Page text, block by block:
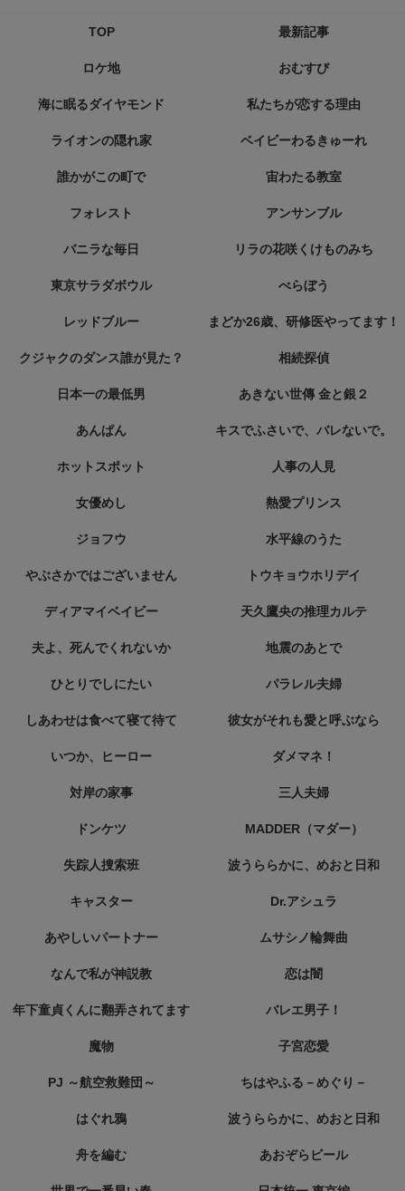
TOP 最新記事
ロケ地 おむすび
海に眠るダイヤモンド 私たちが恋する理由
ライオンの隠れ家 ベイビーわるきゅーれ
誰かがこの町で 宙わたる教室
フォレスト アンサンブル
バニラな毎日 リラの花咲くけものみち
東京サラダボウル べらぼう
レッドブルー まどか26歳、研修医やってます！
クジャクのダンス誰が見た？ 相続探偵
日本一の最低男 あきない世傳 金と銀２
あんぱん キスでふさいで、バレないで。
ホットスポット 人事の人見
女優めし 熱愛プリンス
ジョフウ 水平線のうた
やぶさかではございません トウキョウホリデイ
ディアマイベイビー 天久鷹央の推理カルテ
夫よ、死んでくれないか 地震のあとで
ひとりでしにたい パラレル夫婦
しあわせは食べて寝て待て 彼女がそれも愛と呼ぶなら
いつか、ヒーロー ダメマネ！
対岸の家事 三人夫婦
ドンケツ MADDER（マダー）
失踪人捜索班 波うららかに、めおと日和
キャスター Dr.アシュラ
あやしいパートナー ムサシノ輪舞曲
なんで私が神説教 恋は闇
年下童貞くんに翻弄されてます バレエ男子！
魔物 子宮恋愛
PJ ～航空救難団～ ちはやふる－めぐり－
はぐれ鴉 波うららかに、めおと日和
舟を編む あおぞらビール